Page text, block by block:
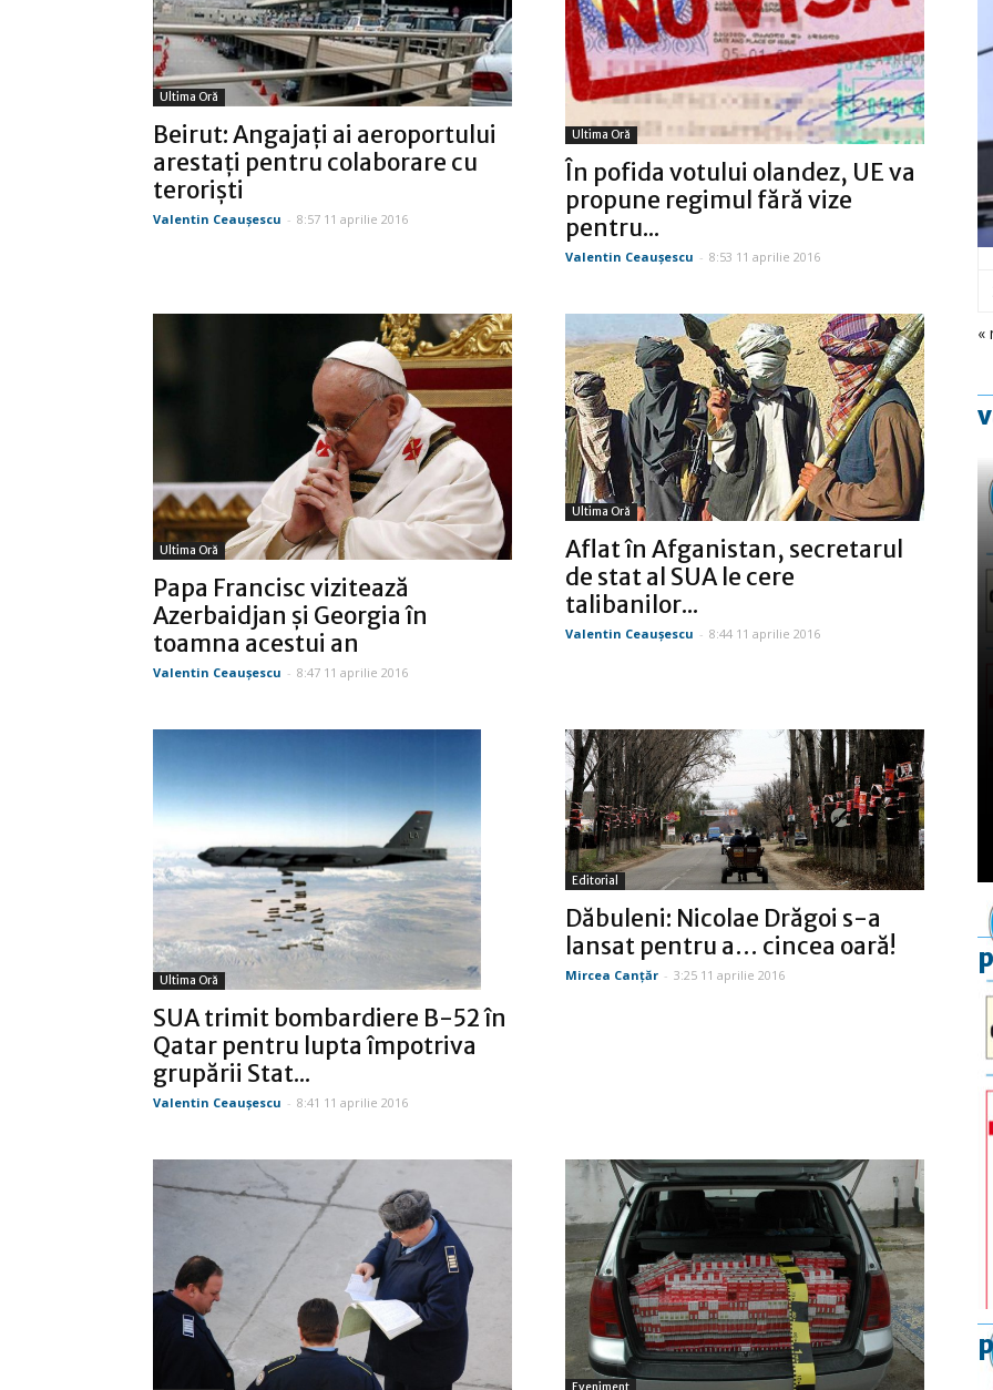
Ultima Oră
Beirut: Angajaţi ai aeroportului
arestaţi pentru colaborare cu
terorişti
Valentin Ceauşescu - 8:57 11 aprilie 2016
Ultima Oră
În pofida votului olandez, UE va
propune regimul fără vize
pentru...
Valentin Ceauşescu - 8:53 11 aprilie 2016
Ultima Oră
Papa Francisc vizitează
Azerbaidjan şi Georgia în
toamna acestui an
Valentin Ceauşescu - 8:47 11 aprilie 2016
Ultima Oră
Aflat în Afganistan, secretarul
de stat al SUA le cere
talibanilor...
Valentin Ceauşescu - 8:44 11 aprilie 2016
Ultima Oră
SUA trimit bombardiere B-52 în
Qatar pentru lupta împotriva
grupării Stat...
Valentin Ceauşescu - 8:41 11 aprilie 2016
Editorial
Dăbuleni: Nicolae Drăgoi s-a
lansat pentru a… cincea oară!
Mircea Canţăr - 3:25 11 aprilie 2016
Eveniment
«